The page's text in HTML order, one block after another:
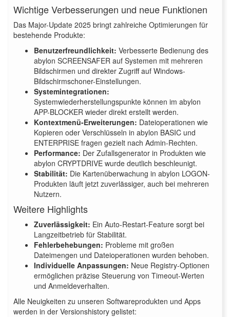
Wichtige Verbesserungen und neue Funktionen
Das Major-Update 2025 bringt zahlreiche Optimierungen für
bestehende Produkte:
Benutzerfreundlichkeit: Verbesserte Bedienung des
abylon SCREENSAFER auf Systemen mit mehreren
Bildschirmen und direkter Zugriff auf Windows-
Bildschirmschoner-Einstellungen.
Systemintegrationen:
Systemwiederherstellungspunkte können im abylon
APP-BLOCKER wieder direkt erstellt werden.
Kontextmenü-Erweiterungen: Dateioperationen wie
Kopieren oder Verschlüsseln in abylon BASIC und
ENTERPRISE fragen gezielt nach Admin-Rechten.
Performance: Der Zufallsgenerator in Produkten wie
abylon CRYPTDRIVE wurde deutlich beschleunigt.
Stabilität: Die Kartenüberwachung in abylon LOGON-
Produkten läuft jetzt zuverlässiger, auch bei mehreren
Nutzern.
Weitere Highlights
Zuverlässigkeit: Ein Auto-Restart-Feature sorgt bei
Langzeitbetrieb für Stabilität.
Fehlerbehebungen: Probleme mit großen
Dateimengen und Dateioperationen wurden behoben.
Individuelle Anpassungen: Neue Registry-Optionen
ermöglichen präzise Steuerung von Timeout-Werten
und Anmeldeverhalten.
Alle Neuigkeiten zu unseren Softwareprodukten und Apps
werden in der Versionshistory gelistet: